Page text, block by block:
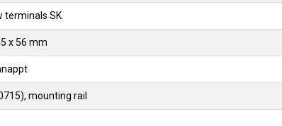
terminals SK
x 56 mm
mounting rail